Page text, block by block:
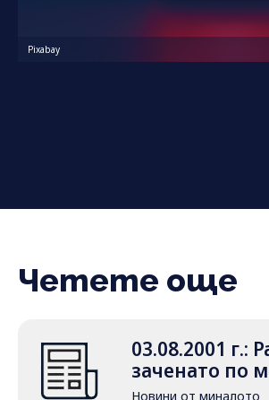
Pixabay
Четете още
03.08.2001 г.:
заченато по
Новини от миналото